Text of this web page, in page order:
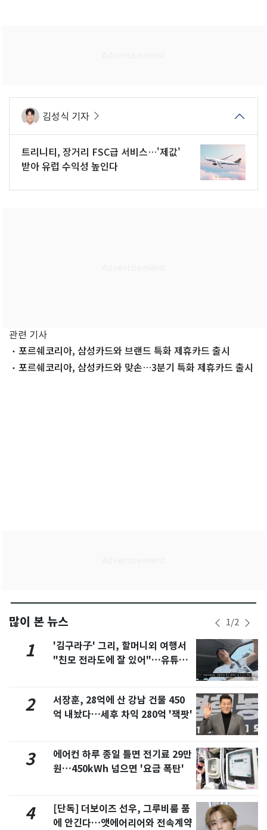
김성식 기자
트리니티, 장거리 FSC급 서비스…'제값'
받아 유럽 수익성 높인다
관련 기사
포르쉐코리아, 삼성카드와 브랜드 특화 제휴카드 출시
포르쉐코리아, 삼성카드와 맞손…3분기 특화 제휴카드 출시
많이 본 뉴스 1/2
1
'김구라子' 그리, 할머니외 여행서
"친모 전라도에 잘 있어"…유튜브
2
서장훈, 28억에 산 강남 건물 450
억 내놨다…세후 차익 280억 '잭팟'
3
에어컨 하루 종일 틀면 전기료 29만
원…450kWh 넘으면 '요금 폭탄'
4
[단독] 더보이즈 선우, 그루비룸 품
에 안긴다…앳에어리어와 전속계약